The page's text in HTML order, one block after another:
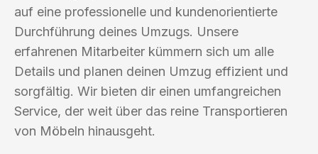
auf eine professionelle und kundenorientierte
Durchführung deines Umzugs. Unsere
erfahrenen Mitarbeiter kümmern sich um alle
Details und planen deinen Umzug effizient und
sorgfältig. Wir bieten dir einen umfangreichen
Service, der weit über das reine Transportieren
von Möbeln hinausgeht.